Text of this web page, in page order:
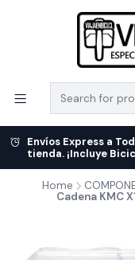
Envíos Express a
tienda. ¡Incluye
Home
Cadena KMC